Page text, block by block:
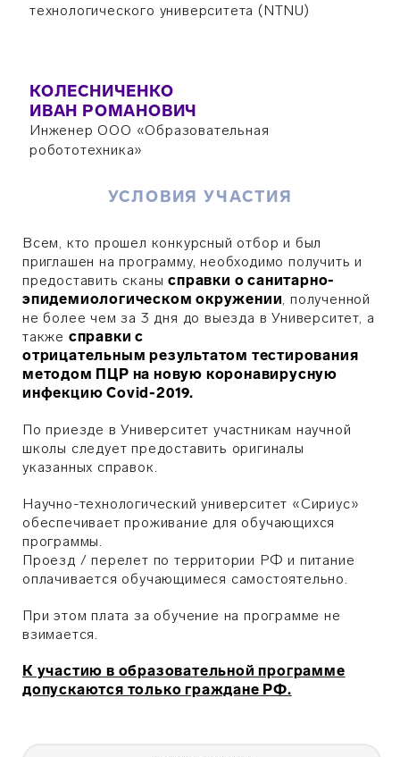
технологического университета (NTNU)
КОЛЕСНИЧЕНКО
ИВАН РОМАНОВИЧ
Инженер ООО «Образовательная
робототехника»
УСЛОВИЯ УЧАСТИЯ
Всем, кто прошел конкурсный отбор и был
приглашен на программу, необходимо получить и
предоставить сканысправки о санитарно-
эпидемиологическом окружении, полученной
не более чем за 3 дня до выезда в Университет, а
также справки с
отрицательным результатом тестирования
методом ПЦР на новую коронавирусную
инфекцию Covid-2019.
По приезде в Университет участникам научной
школы следует предоставить оригиналы
указанных справок.
Научно-технологический университет «Сириус»
обеспечивает проживание для обучающихся
программы.
Проезд / перелет по территории РФ и питание
оплачивается обучающимеся самостоятельно.
При этом плата за обучение на программе не
взимается.
К участию в образовательной программе
допускаются только граждане РФ.